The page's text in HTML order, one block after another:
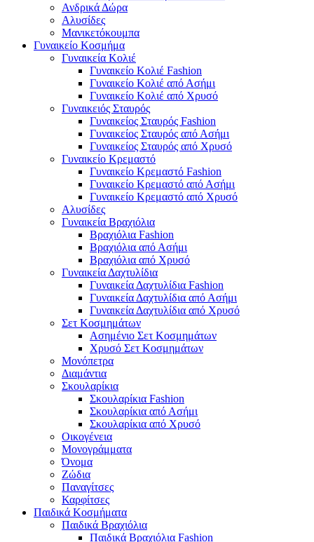
Ανδρικά Δώρα
Αλυσίδες
Μανικετόκουμπα
Γυναικείο Κοσμήμα
Γυναικεία Κολιέ
Γυναικείο Κολιέ Fashion
Γυναικείο Κολιέ από Ασήμι
Γυναικείο Κολιέ από Χρυσό
Γυναικειός Σταυρός
Γυναικείος Σταυρός Fashion
Γυναικείος Σταυρός από Ασήμι
Γυναικείος Σταυρός από Χρυσό
Γυναικείο Κρεμαστό
Γυναικείο Κρεμαστό Fashion
Γυναικείο Κρεμαστό από Ασήμι
Γυναικείο Κρεμαστό από Χρυσό
Αλυσίδες
Γυναικεία Βραχιόλια
Βραχιόλια Fashion
Βραχιόλια από Ασήμι
Βραχιόλια από Χρυσό
Γυναικεία Δαχτυλίδια
Γυναικεία Δαχτυλίδια Fashion
Γυναικεία Δαχτυλίδια από Ασήμι
Γυναικεία Δαχτυλίδια από Χρυσό
Σετ Κοσμημάτων
Ασημένιο Σετ Κοσμημάτων
Χρυσό Σετ Κοσμημάτων
Μονόπετρα
Διαμάντια
Σκουλαρίκια
Σκουλαρίκια Fashion
Σκουλαρίκια από Ασήμι
Σκουλαρίκια από Χρυσό
Οικογένεια
Μονογράμματα
Όνομα
Ζώδια
Παναγίτσες
Καρφίτσες
Παιδικά Κοσμήματα
Παιδικά Βραχιόλια
Παιδικά Βραχιόλια Fashion